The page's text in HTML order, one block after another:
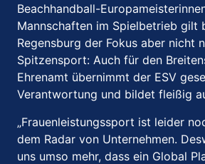
Beachhandball-
Mannschaften im Spielbetrieb gilt
Regensburg der Fokus aber nicht
Spitzensport: Auch für den
Ehrenamt übernimmt der ESV
Verantwortung und bildet fleißig
„Frauenleistungssport ist leider
dem Radar von Unternehmen.
uns umso mehr, dass ein Global